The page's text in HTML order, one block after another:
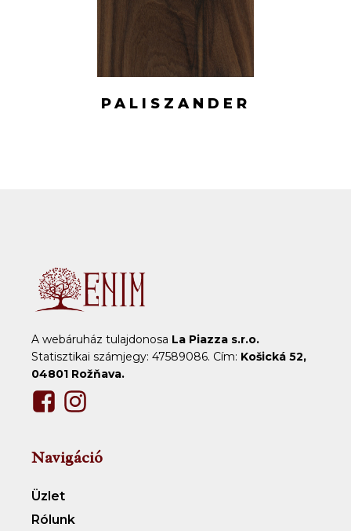
PALISZANDER
A webáruház tulajdonosa La Piazza s.r.o.
Statisztikai számjegy: 47589086. Cím: Košická 52,
04801 Rožňava.
Navigáció
Üzlet
Rólunk